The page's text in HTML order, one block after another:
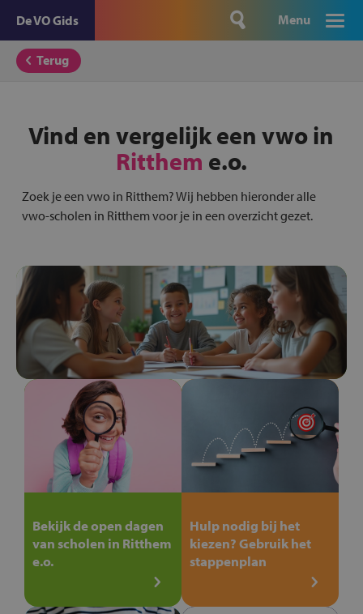
De VO Gids Menu
Terug
Vind en vergelijk een vwo in
Ritthem e.o.
Zoek je een vwo in Ritthem? Wij hebben hieronder alle
vwo-scholen in Ritthem voor je in een overzicht gezet.
Bekijk de open dagen
van scholen in Ritthem
e.o.
Hulp nodig bij het
kiezen? Gebruik het
stappenplan